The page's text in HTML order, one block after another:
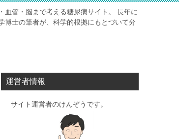
血管・脳まで考える糖尿病サイト。 長年に
博士の筆者が、科学的根拠にもとづいて分
運営者情報
サイト運営者のけんぞうです。